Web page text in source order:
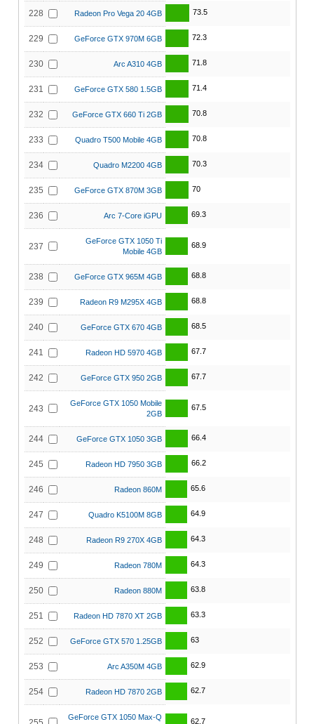
228 Radeon Pro Vega 20 4GB 73.5
229 GeForce GTX 970M 6GB 72.3
230 Arc A310 4GB 71.8
231 GeForce GTX 580 1.5GB 71.4
232 GeForce GTX 660 Ti 2GB 70.8
233 Quadro T500 Mobile 4GB 70.8
234 Quadro M2200 4GB 70.3
235 GeForce GTX 870M 3GB 70
236 Arc 7-Core iGPU 69.3
237
GeForce GTX 1050 Ti
Mobile 4GB
68.9
238 GeForce GTX 965M 4GB 68.8
239 Radeon R9 M295X 4GB 68.8
240 GeForce GTX 670 4GB 68.5
241 Radeon HD 5970 4GB 67.7
242 GeForce GTX 950 2GB 67.7
243
GeForce GTX 1050 Mobile
2GB
67.5
244 GeForce GTX 1050 3GB 66.4
245 Radeon HD 7950 3GB 66.2
246 Radeon 860M 65.6
247 Quadro K5100M 8GB 64.9
248 Radeon R9 270X 4GB 64.3
249 Radeon 780M 64.3
250 Radeon 880M 63.8
251 Radeon HD 7870 XT 2GB 63.3
252 GeForce GTX 570 1.25GB 63
253 Arc A350M 4GB 62.9
254 Radeon HD 7870 2GB 62.7
GeForce GTX 1050 Max-Q
62.7